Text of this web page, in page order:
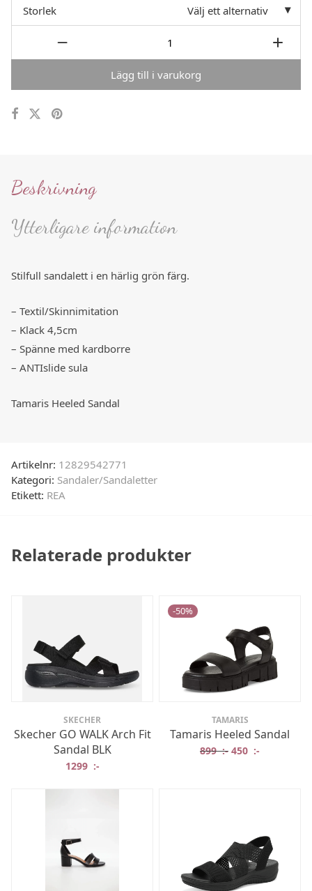
Storlek Välj ett alternativ
Lägg till i varukorg
Beskrivning
Ytterligare information
Stilfull sandalett i en härlig grön färg.
– Textil/Skinnimitation
– Klack 4,5cm
– Spänne med kardborre
– ANTIslide sula
Tamaris Heeled Sandal
Artikelnr: 12829542771
Kategori: Sandaler/Sandaletter
Etikett: REA
Relaterade produkter
SKECHER
Skecher GO WALK Arch Fit
Sandal BLK
1299 :-
-50%
TAMARIS
Tamaris Heeled Sandal
899:- Det
450 :-